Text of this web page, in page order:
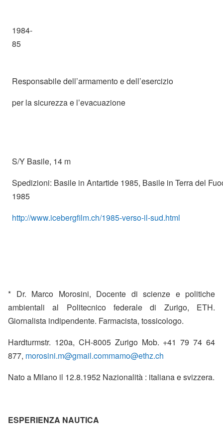
1984-
85
Responsabile dell’armamento e dell’esercizio
per la sicurezza e l’evacuazione
S/Y Basile, 14 m
Spedizioni: Basile in Antartide 1985, Basile in Terra del
1985
http://www.icebergfilm.ch/1985-verso-il-sud.html
* Dr. Marco Morosini, Docente di scienze e politiche
ambientali al Politecnico federale di Zurigo, ETH.
Giornalista indipendente. Farmacista, tossicologo.
Hardturmstr. 120a, CH-8005 Zurigo Mob. +41 79 74 64
877, morosini.m@gmail.commamo@ethz.ch
Nato a Milano il 12.8.1952 Nazionalità : italiana e svizzera.
ESPERIENZA NAUTICA